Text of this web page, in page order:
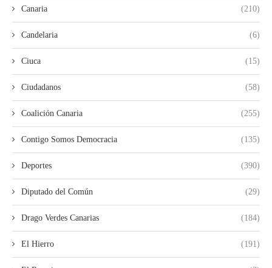
Canaria (210)
Candelaria (6)
Ciuca (15)
Ciudadanos (58)
Coalición Canaria (255)
Contigo Somos Democracia (135)
Deportes (390)
Diputado del Común (29)
Drago Verdes Canarias (184)
El Hierro (191)